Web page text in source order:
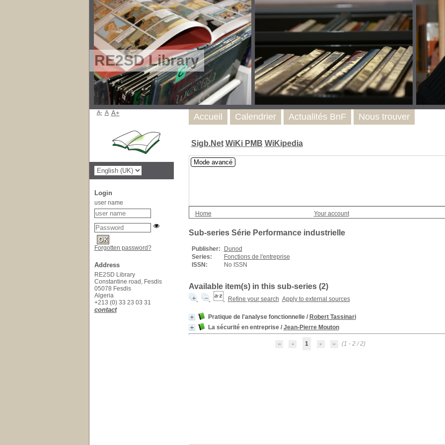
RE2SD Library
Sigb.Net WiKi PMB WiKipedia
Mode avancé
Home Your account
Sub-series Série Performance industrielle
Publisher:
Dunod
Series:
Fonctions de l'entreprise
ISSN:
No ISSN
Available item(s) in this sub-series (2)
Refine your search Apply to external sources
Pratique de l'analyse fonctionnelle/ Robert Tassinari
La sécurité en entreprise/ Jean-Pierre Mouton
1 (1 - 2 / 2)
Accueil Calendrier Actualités BnF Nous trouver
A- A A+
Login
user name
Forgotten password?
Address
RE2SD Library
Constantine road, Fesdis
05078 Fesdis
Algeria
+213 (0) 33 23 03 31
contact